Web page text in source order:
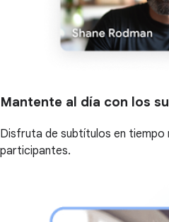
Mantente al día con los
Disfruta de subtítulos en tiempo
participantes.